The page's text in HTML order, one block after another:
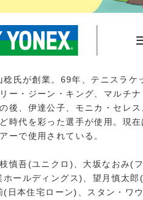
氏が創業。69年、テニスラケ
ー・ジーン・キング、マルチ
後、伊達公子、モニカ・セレ
時代を彩った選手が使用。現
ーで使用されている。
慎吾(ユニクロ)、大坂なおみ(
ホールディングス)、望月慎太
(日本住宅ローン)、スタン・ワ